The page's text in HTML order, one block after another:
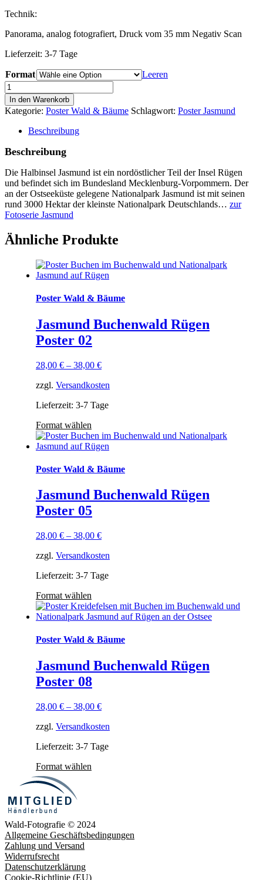
Technik:
Panorama, analog fotografiert, Druck vom 35 mm Negativ Scan
Lieferzeit: 3-7 Tage
Format
Leeren
Jasmund
Buchenwald
Rügen
Poster
Menge
In den Warenkorb
Kategorie: Poster Wald & Bäume Schlagwort: Poster Jasmund
Beschreibung
Beschreibung
Die Halbinsel Jasmund ist ein nordöstlicher Teil derInsel Rügen
und befindet sich im Bundesland Mecklenburg-Vorpommern. Der
an der Ostseeküste gelegene Nationalpark Jasmund ist mit seinen
rund 3000 Hektar der kleinste Nationalpark Deutschlands… zur
Fotoserie Jasmund
Ähnliche Produkte
Poster Wald & Bäume
Jasmund Buchenwald Rügen
Poster 02
28,00 €– 38,00 €
zzgl. Versandkosten
Lieferzeit: 3-7 Tage
Format wählen
Poster Wald & Bäume
Jasmund Buchenwald Rügen
Poster 05
28,00 €– 38,00 €
zzgl. Versandkosten
Lieferzeit: 3-7 Tage
Format wählen
Poster Wald & Bäume
Jasmund Buchenwald Rügen
Poster 08
28,00 €– 38,00 €
zzgl. Versandkosten
Lieferzeit: 3-7 Tage
Format wählen
Wald-Fotografie © 2024
Allgemeine Geschäftsbedingungen
Zahlung und Versand
Widerrufsrecht
Datenschutzerklärung
Cookie-Richtlinie (EU)